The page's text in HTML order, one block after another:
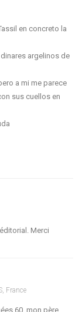
en concreto la
argelinos de
a mi me parece
sus cuellos en
Merci
France
60, mon père